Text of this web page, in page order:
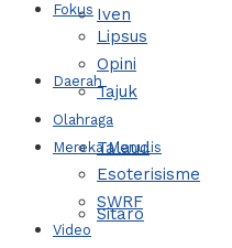
Iven
Daerah
Talaud
Sitaro
Fokus
Lipsus
Opini
Tajuk
Olahraga
Mereka Menulis
Esoterisisme
SWRF
Video